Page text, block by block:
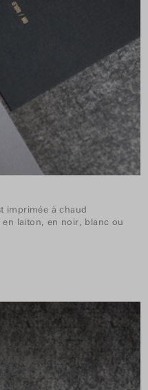
imprimée à chaud
en laiton, en noir, blanc ou